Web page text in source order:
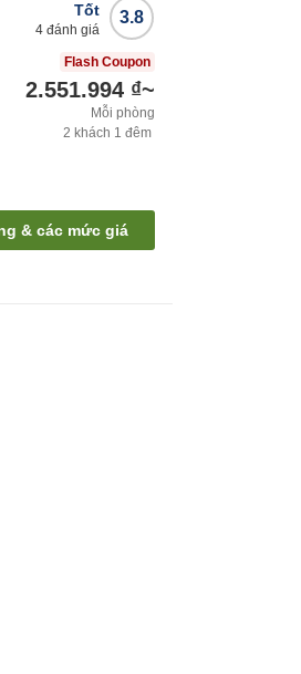
3.8
Tốt
4 đánh giá
Flash Coupon
2.551.994 ₫~
Mỗi phòng
2 khách 1 đêm
& các mức giá